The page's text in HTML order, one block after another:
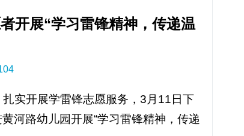
开展“学习雷锋精神，传递温
实开展学雷锋志愿服务，3月11日下
河路幼儿园开展“学习雷锋精神，传递